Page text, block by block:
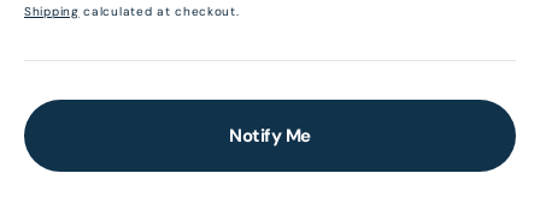
price
Shipping calculated at checkout.
Notify Me